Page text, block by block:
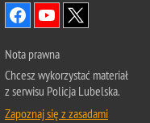
Nota prawna
Chcesz wykorzystać materiał
z serwisu Policja Lubelska.
Zapoznaj się z zasadami